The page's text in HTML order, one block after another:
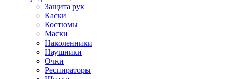
Защита рук
Каски
Костюмы
Маски
Наколенники
Наушники
Очки
Респираторы